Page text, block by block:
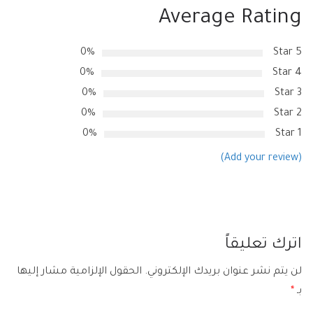
Average Rating
5 Star
0%
4 Star
0%
3 Star
0%
2 Star
0%
1 Star
0%
(Add your review)
اترك تعليقاً
لن يتم نشر عنوان بريدك الإلكتروني. الحقول الإلزامية مشار إليها
بـ *